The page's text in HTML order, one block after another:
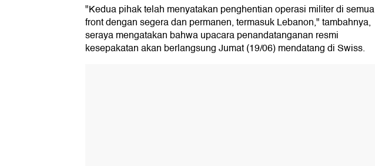
"Kedua pihak telah menyatakan penghentian operasi militer di semua
front dengan segera dan permanen, termasuk Lebanon," tambahnya,
seraya mengatakan bahwa upacara penandatanganan resmi
kesepakatan akan berlangsung Jumat (19/06) mendatang di Swiss.